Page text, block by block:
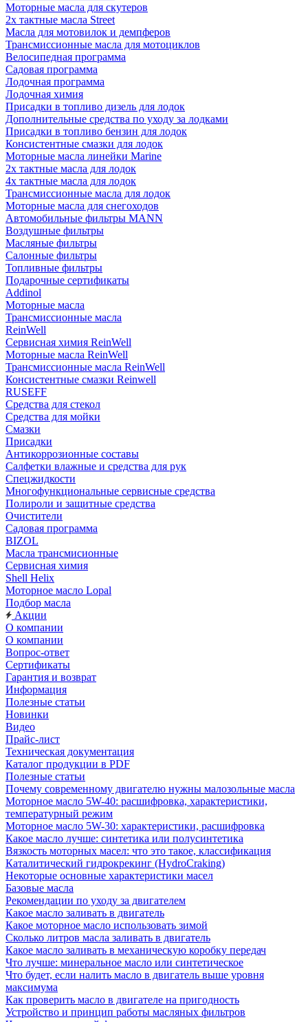
Моторные масла для скутеров
2х тактные масла Street
Масла для мотовилок и демпферов
Трансмиссионные масла для мотоциклов
Велосипедная программа
Садовая программа
Лодочная программа
Лодочная химия
Присадки в топливо дизель для лодок
Дополнительные средства по уходу за лодками
Присадки в топливо бензин для лодок
Консистентные смазки для лодок
Моторные масла линейки Marine
2х тактные масла для лодок
4х тактные масла для лодок
Трансмиссионные масла для лодок
Моторные масла для снегоходов
Автомобильные фильтры MANN
Воздушные фильтры
Масляные фильтры
Салонные фильтры
Топливные фильтры
Подарочные сертификаты
Addinol
Моторные масла
Трансмиссионные масла
ReinWell
Сервисная химия ReinWell
Моторные масла ReinWell
Трансмиссионные масла ReinWell
Консистентные смазки Reinwell
RUSEFF
Средства для стекол
Средства для мойки
Смазки
Присадки
Антикоррозионные составы
Салфетки влажные и средства для рук
Спецжидкости
Многофункциональные сервисные средства
Полироли и защитные средства
Очистители
Садовая программа
BIZOL
Масла трансмисионные
Сервисная химия
Shell Helix
Моторное масло Lopal
Подбор масла
Акции
О компании
О компании
Вопрос-ответ
Сертификаты
Гарантия и возврат
Информация
Полезные статьи
Новинки
Видео
Прайс-лист
Техническая документация
Каталог продукции в PDF
Полезные статьи
Почему современному двигателю нужны малозольные масла
Моторное масло 5W-40: расшифровка, характеристики,
температурный режим
Моторное масло 5W-30: характеристики, расшифровка
Какое масло лучше: синтетика или полусинтетика
Вязкость моторных масел: что это такое, классификация
Каталитический гидрокрекинг (НydroСraking)
Некоторые основные характеристики масел
Базовые масла
Рекомендации по уходу за двигателем
Какое масло заливать в двигатель
Какое моторное масло использовать зимой
Сколько литров масла заливать в двигатель
Какое масло заливать в механическую коробку передач
Что лучше: минеральное масло или синтетическое
Что будет, если налить масло в двигатель выше уровня
максимума
Как проверить масло в двигателе на пригодность
Устройство и принцип работы масляных фильтров